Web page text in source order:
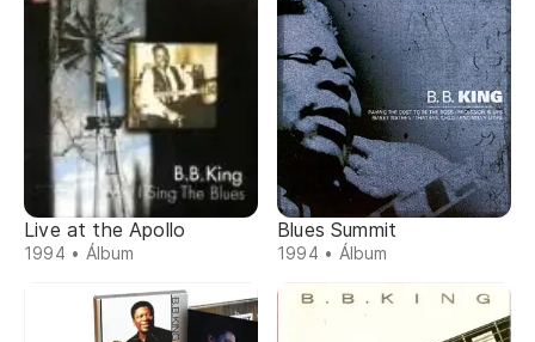
Live at the Apollo
1994 • Álbum
Blues Summit
1994 • Álbum